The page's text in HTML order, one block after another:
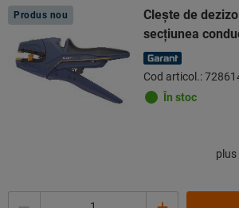
Produs nou
Cleşte de
secţiunea
Cod articol.:
În stoc
plus